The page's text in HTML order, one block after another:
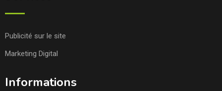
Publicité sur le site
Marketing Digital
Informations